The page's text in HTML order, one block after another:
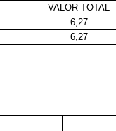
VALOR TOTAL
6,27
6,27